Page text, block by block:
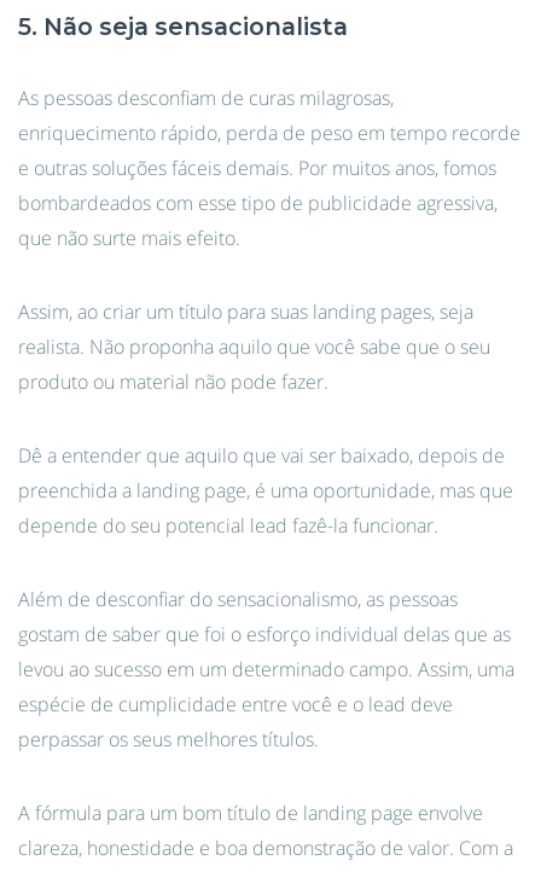
5. Não seja sensacionalista
As pessoas desconfiam de curas milagrosas,
enriquecimento rápido, perda de peso em tempo recorde
e outras soluções fáceis demais. Por muitos anos, fomos
bombardeados com esse tipo de publicidade agressiva,
que não surte mais efeito.
Assim, ao criar um título para suas landing pages, seja
realista. Não proponha aquilo que você sabe que o seu
produto ou material não pode fazer.
Dê a entender que aquilo que vai ser baixado, depois de
preenchida a landing page, é uma oportunidade, mas que
depende do seu potencial lead fazê-la funcionar.
Além de desconfiar do sensacionalismo, as pessoas
gostam de saber que foi o esforço individual delas que as
levou ao sucesso em um determinado campo. Assim, uma
espécie de cumplicidade entre você e o lead deve
perpassar os seus melhores títulos.
A fórmula para um bom título de landing page envolve
clareza, honestidade e boa demonstração de valor. Com a